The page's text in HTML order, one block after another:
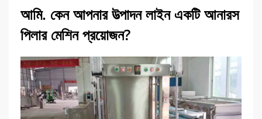
আমি. কেন আপনার উত্পাদন লাইন একটি আনারস
পিলার মেশিন প্রয়োজন?